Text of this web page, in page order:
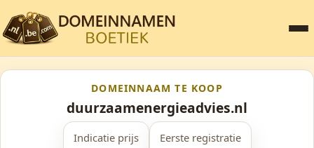
DOMEINNAAM TE KOOP
duurzaamenergieadvies.nl
Indicatie prijs Eerste registratie